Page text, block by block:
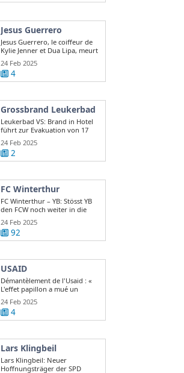
Jesus Guerrero
Jesus Guerrero, le coiffeur de
Kylie Jenner et Dua Lipa, meurt
...24 Feb 2025
4
Grossbrand Leukerbad
Leukerbad VS: Brand in Hotel
führt zur Evakuation von 17
Gästen
24 Feb 2025
2
FC Winterthur
FC Winterthur – YB: Stösst YB
den FCW noch weiter in die
Krise?
24 Feb 2025
92
USAID
Démantèlement de l'Usaid : «
L'effet papillon a mué un
scandale d ...
24 Feb 2025
4
Lars Klingbeil
Lars Klingbeil: Neuer
Hoffnungsträger der SPD